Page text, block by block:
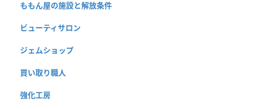
ももん屋の施設と解放条件
ビューティサロン
ジェムショップ
買い取り職人
強化工房